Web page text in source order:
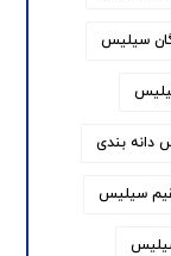
سیلیس
دانه بندی
سیلیس